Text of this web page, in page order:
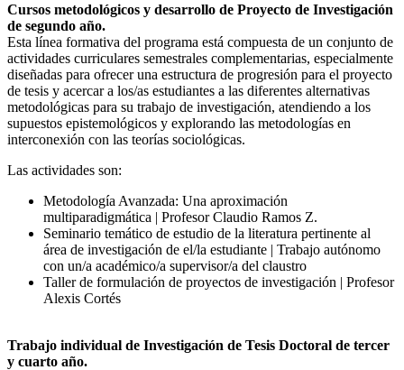
Cursos metodológicos y desarrollo de Proyecto de Investigación
de segundo año.
Esta línea formativa del programa está compuesta de un conjunto de
actividades curriculares semestrales complementarias, especialmente
diseñadas para ofrecer una estructura de progresión para el proyecto
de tesis y acercar a los/as estudiantes a las diferentes alternativas
metodológicas para su trabajo de investigación, atendiendo a los
supuestos epistemológicos y explorando las metodologías en
interconexión con las teorías sociológicas.
Las actividades son:
Metodología Avanzada: Una aproximación
multiparadigmática | Profesor Claudio Ramos Z.
Seminario temático de estudio de la literatura pertinente al
área de investigación de el/la estudiante | Trabajo autónomo
con un/a académico/a supervisor/a del claustro
Taller de formulación de proyectos de investigación | Profesor
Alexis Cortés
Trabajo individual de Investigación de Tesis Doctoral de tercer
y cuarto año.